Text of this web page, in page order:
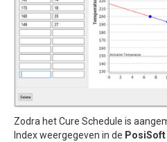
Zodra het Cure Schedule is
Index weergegeven in de PosiSoft